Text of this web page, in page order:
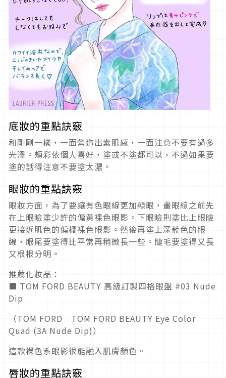
底妝的重點訣竅
和剛剛一樣，一面營造出素肌感，一面注意不要有過多
光澤。頰彩依個人喜好，塗或不塗都可以，不過如果要
塗的話得注意不要塗太濃。
眼妝的重點訣竅
眼妝方面，為了要讓有色眼線更加顯眼，畫眼線之前先
在上眼瞼塗少許的偏黃裸色眼影。下眼瞼則塗比上眼瞼
更接近肌色的偏橘裸色眼影。然後再塗上深藍色的眼
線，眼尾要塗得比平常再稍微長一些。睫毛要塗得又長
又根根分明。
推薦化妝品：
■ TOM FORD BEAUTY 高級訂製四格眼盤 #03 Nude
Dip
（TOM FORD TOM FORD BEAUTY Eye Color
Quad (3A Nude Dip)）
這款裸色系眼影很能融入肌膚顏色。
唇妝的重點訣竅